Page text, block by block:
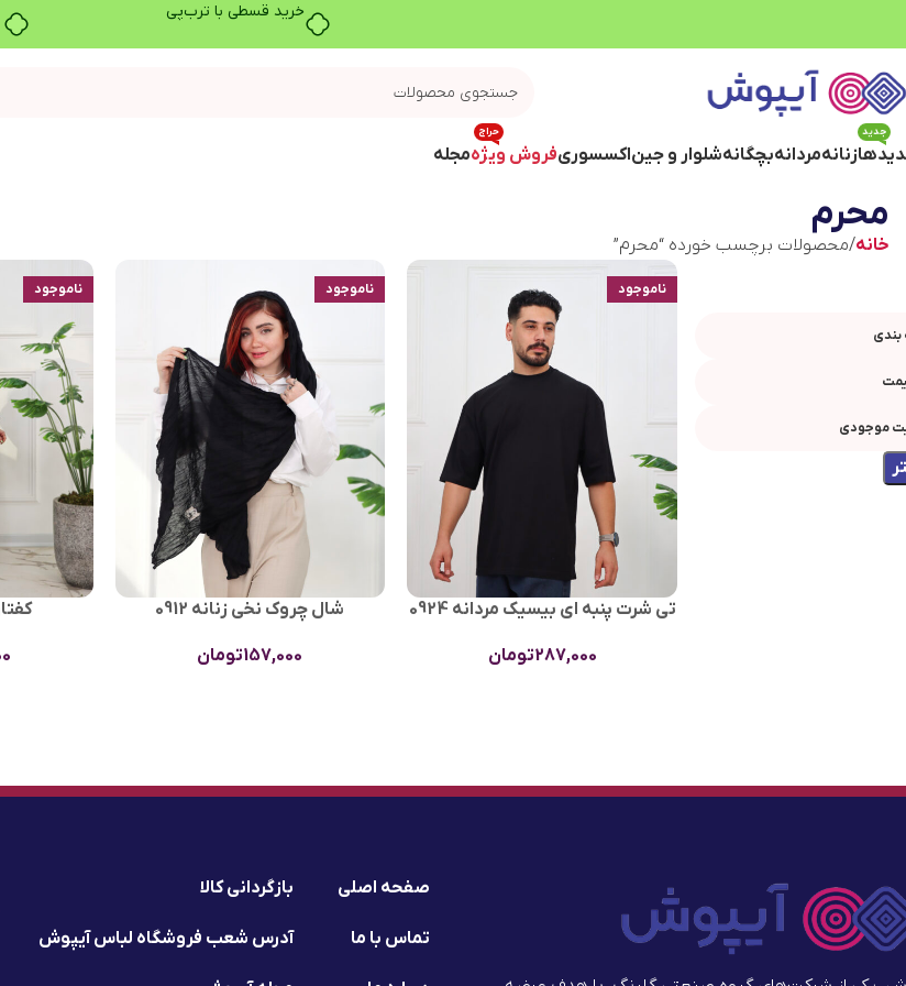
خرید قسطی با ترب‌پی
جدید
زنانهمردانهبچگانهشلوار و جیناکسسوریفروش ویژه
حراج
مجله
محرم
خانه محصولات برچسب خورده “محرم”
ناموجود
تی شرت پنبه ای بیسیک مردانه 0924
287,000تومان
ناموجود
شال چروک نخی زنانه 0912
157,000تومان
ناموجود
موجودی
صفحه اصلی
تماس با ما
بازگردانی کالا
آدرس شعب فروشگاه لباس آیپوش